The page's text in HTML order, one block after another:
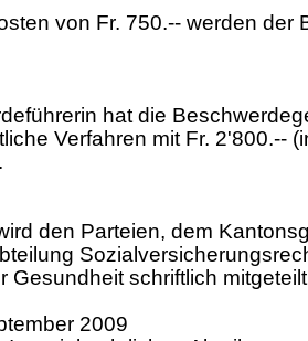
von Fr. 750.-- werden der
hat die
Verfahren mit Fr. 2'800.--
den Parteien, dem
Gesundheit schriftlich
2009